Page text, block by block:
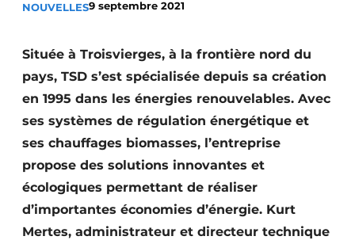
Termes et conditions
Video’s
NOUVELLES9 septembre 2021
Située à Troisvierges, à la frontière nord du
pays, TSD s’est spécialisée depuis sa création
en 1995 dans les énergies renouvelables. Avec
ses systèmes de régulation énergétique et
ses chauffages biomasses, l’entreprise
propose des solutions innovantes et
écologiques permettant de réaliser
d’importantes économies d’énergie. Kurt
Mertes, administrateur et directeur technique